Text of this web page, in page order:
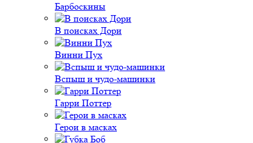
Барбоскины
В поисках Дори
Винни Пух
Вспыш и чудо-машинки
Гарри Поттер
Герои в масках